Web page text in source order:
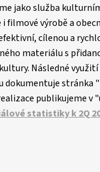
jako služba
filmové výrobě a
cílenou a
materiálu s
Následné
dokumentuje stránka
publikujeme v
statistiky k 2Q